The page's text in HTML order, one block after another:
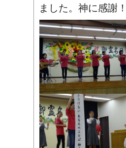
ました。神に感謝！